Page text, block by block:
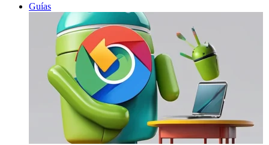
Guías